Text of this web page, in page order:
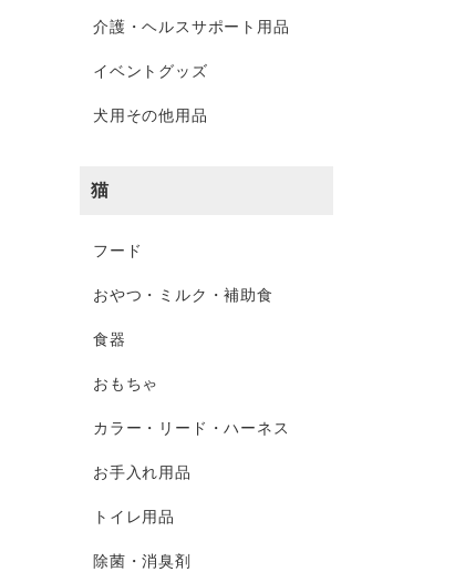
介護・ヘルスサポート用品
イベントグッズ
犬用その他用品
猫
フード
おやつ・ミルク・補助食
食器
おもちゃ
カラー・リード・ハーネス
お手入れ用品
トイレ用品
除菌・消臭剤